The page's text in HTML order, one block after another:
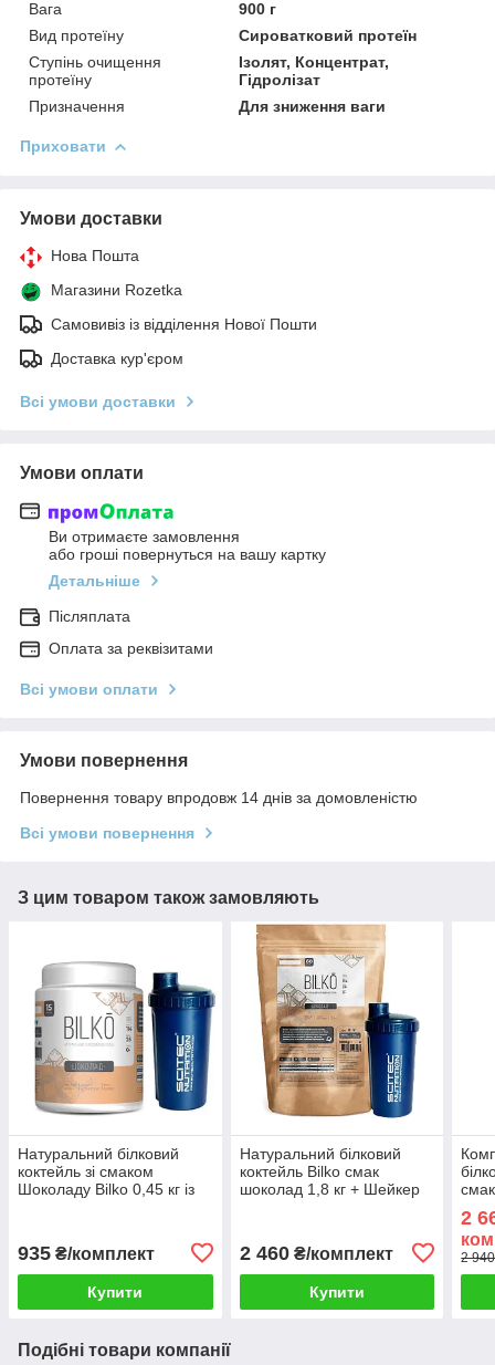
Вага
900 г
Вид протеїну
Сироватковий протеїн
Ступінь очищення
протеїну
Ізолят, Концентрат,
Гідролізат
Призначення
Для зниження ваги
Приховати
Умови доставки
Нова Пошта
Магазини Rozetka
Самовивіз із відділення Нової Пошти
Доставка кур'єром
Всі умови доставки
Умови оплати
Ви отримаєте замовлення
або гроші повернуться на вашу картку
Детальніше
Післяплата
Оплата за реквізитами
Всі умови оплати
Умови повернення
Повернення товару впродовж 14 днів за домовленістю
Всі умови повернення
З цим товаром також замовляють
Натуральний білковий
коктейль зі смаком
Шоколаду Bilko 0,45 кг із
935 ₴/комплект
Купити
Натуральний білковий
коктейль Bilko смак
шоколад 1,8 кг + Шейкер
2 460₴/комплект
Купити
2
2
Подібні товари компанії